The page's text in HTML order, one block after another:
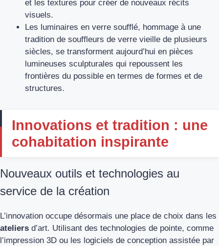
et les textures pour créer de nouveaux récits
visuels.
Les luminaires en verre soufflé, hommage à une
tradition de souffleurs de verre vieille de plusieurs
siècles, se transforment aujourd’hui en pièces
lumineuses sculpturales qui repoussent les
frontières du possible en termes de formes et de
structures.
Innovations et tradition : une
cohabitation inspirante
Nouveaux outils et technologies au
service de la création
L’innovation occupe désormais une place de choix dans les
ateliers d’art. Utilisant des technologies de pointe, comme
l’impression 3D ou les logiciels de conception assistée par